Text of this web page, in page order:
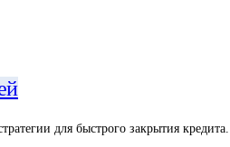
для быстрого закрытия